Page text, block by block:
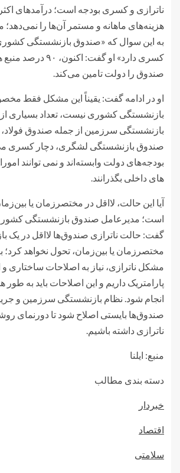
ناترازی و کسری بودجه است؛ درآمدهای
هزینه‌های ماهانه و مستمر آن‌ها را نمی‌دهد؛
به این سوال که «صندوق بازنشستگی
کسری دارد» او گفت:
صندوق را دولت تامین می‌کند.
او در ادامه گفت: یقیناً این مشکل فقط
بازنشستگی کشوری نیست، تعداد بسیاری
بازنشستگی سرزمین از جمله صندوق فولاد،
صندوق بازنشستگی لشگری، دچار کسری می
بودجه‌های دولت وابسته‌اند و نمی توانند
های داخلی بگذرانند.
آیا این حالت، لااقل در مختصر‌زمان یا
است؛ مدیرعامل صندوق بازنشستگی
گفت: حالت ناترازی صندوق‌ها لااقل در یک
مختصر‌زمان یا بین‌زمان، تحول نخواهد کرد؛
مشکل ناترازی، نیاز به اصلاحات ساختاری
پارامتریک داریم و این اصلاحات باید به
انجام شود. نظام بازنشستگی سرزمین و
صندوق‌ها بایستی اصلاح شود تا دورنمای
ناترازی داشته باشیم.
منبع: ایلنا
دسته بندی مطالب
خبردار
اقتصاد
سلامتی